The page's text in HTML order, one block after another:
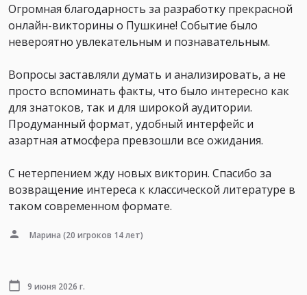
Огромная благодарность за разработку прекрасной
онлайн-викторины о Пушкине! Событие было
невероятно увлекательным и познавательным.
Вопросы заставляли думать и анализировать, а не
просто вспоминать факты, что было интересно как
для знатоков, так и для широкой аудитории.
Продуманный формат, удобный интерфейс и
азартная атмосфера превзошли все ожидания.
С нетерпением жду новых викторин. Спасибо за
возвращение интереса к классической литературе в
таком современном формате.
Марина (20 игроков 14 лет)
9 июня 2026 г.